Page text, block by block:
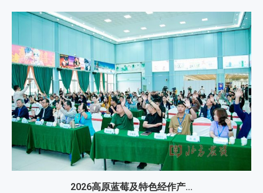
2026高原蓝莓及特色经作产...